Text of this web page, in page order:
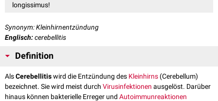
longissimus!
Synonym: Kleinhirnentzündung
Englisch:cerebellitis
Definition
AlsCerebellitiswird die Entzündung des Kleinhirns (Cerebellum)
bezeichnet. Sie wird meist durch Virusinfektionen ausgelöst. Darüber
hinaus können bakterielle Erreger und Autoimmunreaktionen